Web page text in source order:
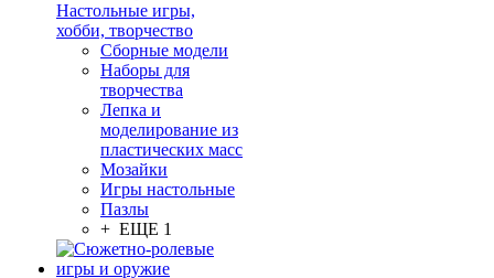
Настольные игры,
хобби, творчество
Сборные модели
Наборы для
творчества
Лепка и
моделирование из
пластических масс
Мозайки
Игры настольные
Пазлы
+ ЕЩЕ 1